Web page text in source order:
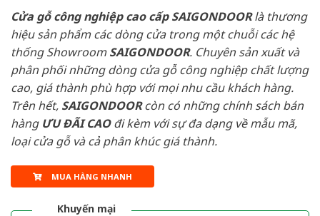
Cửa gỗ công nghiệp cao cấp SAIGONDOORlà thương
hiệu sản phẩm các dòng cửa trong một chuỗi các hệ
thống ShowroomSAIGONDOOR. Chuyên sản xuất và
phân phối những dòng cửa gỗ công nghiệp chất lượng
cao, giá thành phù hợp với mọi nhu cầu khách hàng.
Trên hết, SAIGONDOORcòn có những chính sách bán
hàng ƯU ĐÃI CAOđi kèm với sự đa dạng về mẫu mã,
loại cửa gỗ và cả phân khúc giá thành.
MUA HÀNG NHANH
Khuyến mại